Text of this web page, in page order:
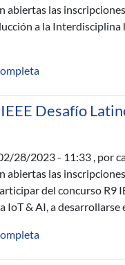
abiertas las
a la Interdisciplina
Desafío
28/2023 - 11:33 , por
abiertas las
del concurso R9
IoT & AI, a desarrollarse